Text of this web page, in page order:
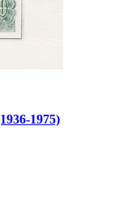
1975)